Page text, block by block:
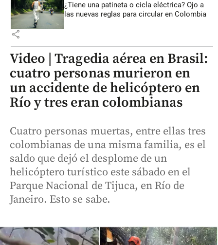
¿Tiene una patineta o cicla eléctrica? Ojo a
las nuevas reglas para circular en Colombia
share
Video | Tragedia aérea en Brasil:
cuatro personas murieron en
un accidente de helicóptero en
Río y tres eran colombianas
Cuatro personas muertas, entre ellas tres
colombianas de una misma familia, es el
saldo que dejó el desplome de un
helicóptero turístico este sábado en el
Parque Nacional de Tijuca, en Río de
Janeiro. Esto se sabe.